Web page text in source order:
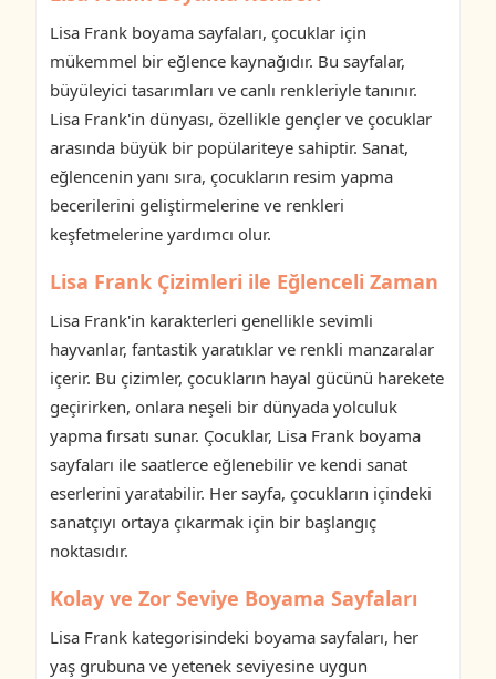
Lisa Frank boyama sayfaları, çocuklar için
mükemmel bir eğlence kaynağıdır. Bu sayfalar,
büyüleyici tasarımları ve canlı renkleriyle tanınır.
Lisa Frank'in dünyası, özellikle gençler ve çocuklar
arasında büyük bir popülariteye sahiptir. Sanat,
eğlencenin yanı sıra, çocukların resim yapma
becerilerini geliştirmelerine ve renkleri
keşfetmelerine yardımcı olur.
Lisa Frank Çizimleri ile Eğlenceli Zaman
Lisa Frank'in karakterleri genellikle sevimli
hayvanlar, fantastik yaratıklar ve renkli manzaralar
içerir. Bu çizimler, çocukların hayal gücünü harekete
geçirirken, onlara neşeli bir dünyada yolculuk
yapma fırsatı sunar. Çocuklar, Lisa Frank boyama
sayfaları ile saatlerce eğlenebilir ve kendi sanat
eserlerini yaratabilir. Her sayfa, çocukların içindeki
sanatçıyı ortaya çıkarmak için bir başlangıç
noktasıdır.
Kolay ve Zor Seviye Boyama Sayfaları
Lisa Frank kategorisindeki boyama sayfaları, her
yaş grubuna ve yetenek seviyesine uygun